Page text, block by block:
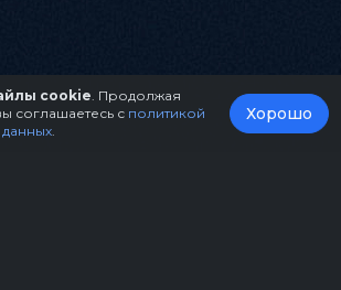
cookie . Продолжая
соглашаетесь с политикой
Хорошо